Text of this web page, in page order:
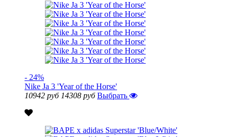
- 24%
Nike Ja 3 'Year of the Horse'
10942 руб 14308 руб Выбрать